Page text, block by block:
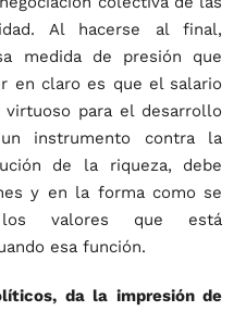
Al hacerse al final,
medida de presión que
en claro es que el salario
para el desarrollo
instrumento contra la
de la riqueza, debe
y en la forma como se
valores que está
esa función.
da la impresión de